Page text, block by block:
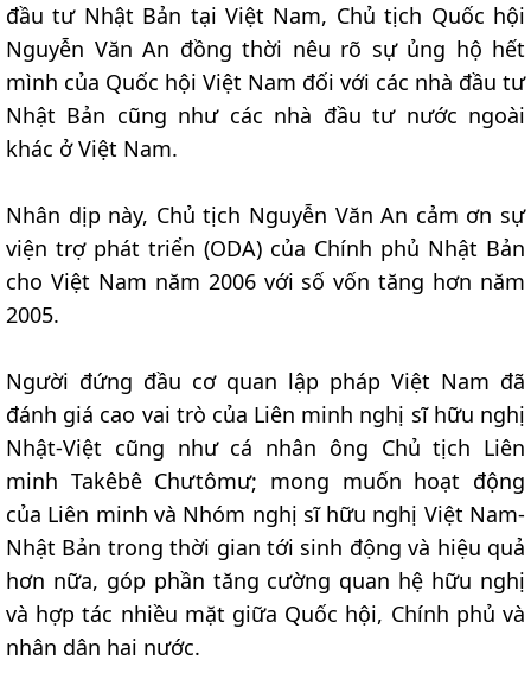
đầu tư Nhật Bản tại Việt Nam, Chủ tịch Quốc hội
Nguyễn Văn An đồng thời nêu rõ sự ủng hộ hết
mình của Quốc hội Việt Nam đối với các nhà đầu tư
Nhật Bản cũng như các nhà đầu tư nước ngoài
khác ở Việt Nam.
Nhân dịp này, Chủ tịch Nguyễn Văn An cảm ơn sự
viện trợ phát triển (ODA) của Chính phủ Nhật Bản
cho Việt Nam năm 2006 với số vốn tăng hơn năm
2005.
Người đứng đầu cơ quan lập pháp Việt Nam đã
đánh giá cao vai trò của Liên minh nghị sĩ hữu nghị
Nhật-Việt cũng như cá nhân ông Chủ tịch Liên
minh Takêbê Chưtômư; mong muốn hoạt động
của Liên minh và Nhóm nghị sĩ hữu nghị Việt Nam-
Nhật Bản trong thời gian tới sinh động và hiệu quả
hơn nữa, góp phần tăng cường quan hệ hữu nghị
và hợp tác nhiều mặt giữa Quốc hội, Chính phủ và
nhân dân hai nước.